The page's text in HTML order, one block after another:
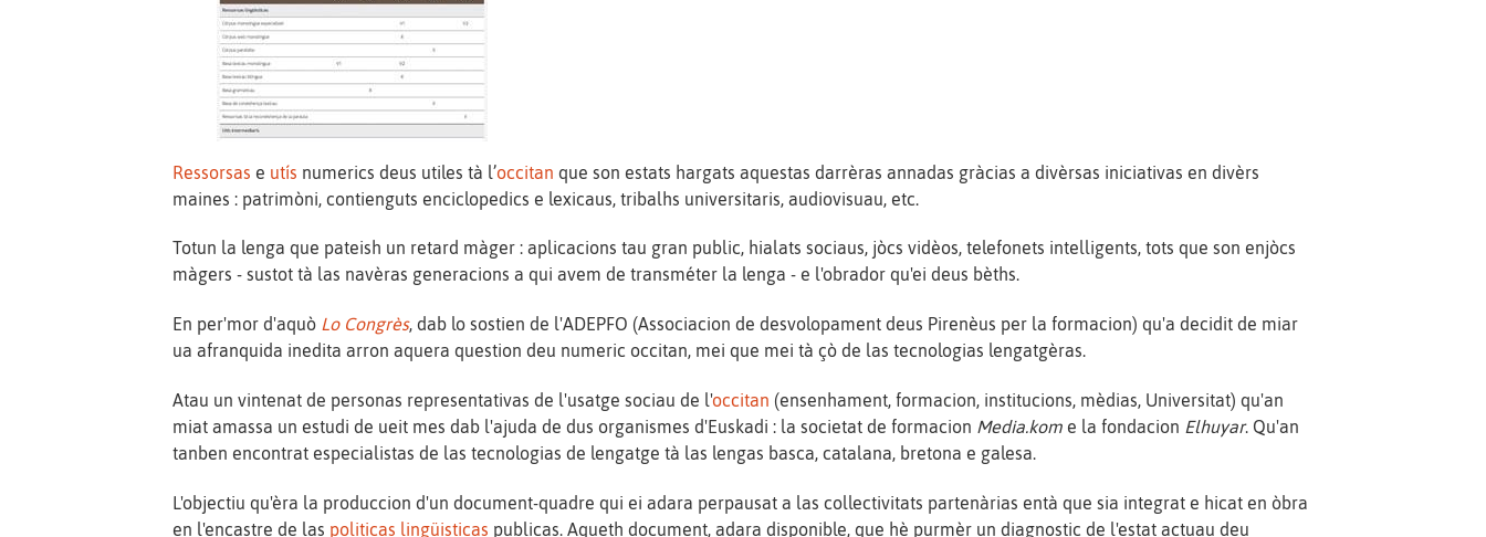
Ressorsas e utís numerics deus utiles tà l’occitan que son estats hargats aquestas darrèras annadas gràcias a divèrsas iniciativas en divèrs
maines : patrimòni, contienguts enciclopedics e lexicaus, tribalhs universitaris, audiovisuau, etc.
Totun la lenga que pateish un retard màger : aplicacions tau gran public, hialats sociaus, jòcs vidèos, telefonets intelligents, tots que son enjòcs
màgers - sustot tà las navèras generacions a qui avem de transméter la lenga - e l'obrador qu'ei deus bèths.
En per'mor d'aquò Lo Congrès, dab lo sostien de l'ADEPFO (Associacion de desvolopament deus Pirenèus per la formacion) qu'a decidit de miar
ua afranquida inedita arron aquera question deu numeric occitan, mei que mei tà çò de las tecnologias lengatgèras.
Atau un vintenat de personas representativas de l'usatge sociau de l'occitan (ensenhament, formacion, institucions, mèdias, Universitat) qu'an
miat amassa un estudi de ueit mes dab l'ajuda de dus organismes d'Euskadi : la societat de formacion Media.kom e la fondacion Elhuyar. Qu'an
tanben encontrat especialistas de las tecnologias de lengatge tà las lengas basca, catalana, bretona e galesa.
L'objectiu qu'èra la produccion d'un document-quadre qui ei adara perpausat a las collectivitats partenàrias entà que sia integrat e hicat en òbra
en l'encastre de las politicas lingüisticas publicas. Aqueth document, adara disponible, que hè purmèr un diagnostic de l'estat actuau deu